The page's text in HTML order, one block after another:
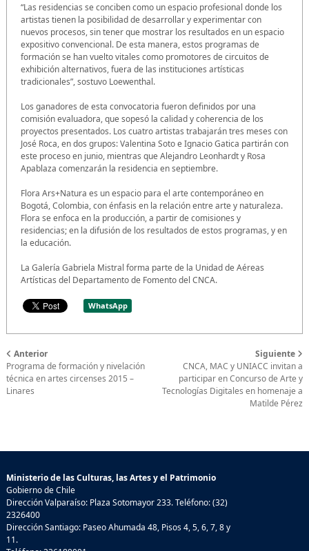
“Las residencias se conciben como un espacio profesional donde los
artistas tienen la posibilidad de desarrollar y experimentar con
nuevos procesos, sin tener que mostrar los resultados en un espacio
expositivo convencional. De esta manera, estos programas de
formación se han vuelto vitales como promotores de circuitos de
exhibición alternativos, fuera de las instituciones artísticas
tradicionales”, sostuvo Loewenthal.
Los ganadores de esta convocatoria fueron definidos por una
comisión evaluadora, que sopesó la calidad y coherencia de los
proyectos presentados. Los cuatro artistas trabajarán tres meses con
José Roca, en dos grupos: Valentina Soto e Ignacio Gatica partirán con
este proceso en junio, mientras que Alejandro Leonhardt y Rosa
Apablaza comenzarán la residencia en septiembre.
Flora Ars+Natura es un espacio para el arte contemporáneo en
Bogotá, Colombia, con énfasis en la relación entre arte y naturaleza.
Flora se enfoca en la producción, a partir de comisiones y
residencias; en la difusión de los resultados de estos programas, y en
la educación.
La Galería Gabriela Mistral forma parte de la Unidad de Aéreas
Artísticas del Departamento de Fomento del CNCA.
WhatsApp
Anterior
Programa de formación y nivelación
técnica en artes circenses 2015 –
Linares
Siguiente
CNCA, MAC y UNIACC invitan a
participar en Concurso de Arte y
Tecnologías Digitales en homenaje a
Matilde Pérez
Ministerio de las Culturas, las Artes y el Patrimonio
Gobierno de Chile
Dirección Valparaíso: Plaza Sotomayor 233. Teléfono: (32)
2326400
Dirección Santiago: Paseo Ahumada 48, Pisos 4, 5, 6, 7, 8 y
11.